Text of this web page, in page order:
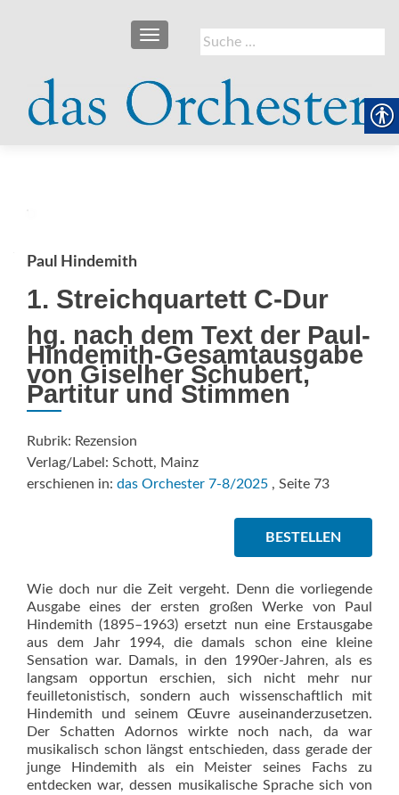
Suche
nach:
SCHALTE NAVIGATION
Paul Hindemith
1. Streichquartett C-Dur
hg. nach dem Text der Paul-
Hindemith-Gesamtausgabe
von Giselher Schubert,
Partitur und Stimmen
Rubrik: Rezension
Verlag/Label: Schott, Mainz
erschienen in: das Orchester 7-8/2025 , Seite 73
BESTELLEN
Wie doch nur die Zeit vergeht. Denn die vorliegende
Ausgabe eines der ersten großen Werke von Paul
Hindemith (1895–1963) ersetzt nun eine Erstausgabe
aus dem Jahr 1994, die damals schon eine kleine
Sensation war. Damals, in den 1990er-Jahren, als es
langsam opportun erschien, sich nicht mehr nur
feuilletonistisch, sondern auch wissenschaftlich mit
Hindemith und seinem Œuvre auseinanderzusetzen.
Der Schatten Adornos wirkte noch nach, da war
musikalisch schon längst entschieden, dass gerade der
junge Hindemith als ein Meister seines Fachs zu
entdecken war, dessen musikalische Sprache sich von